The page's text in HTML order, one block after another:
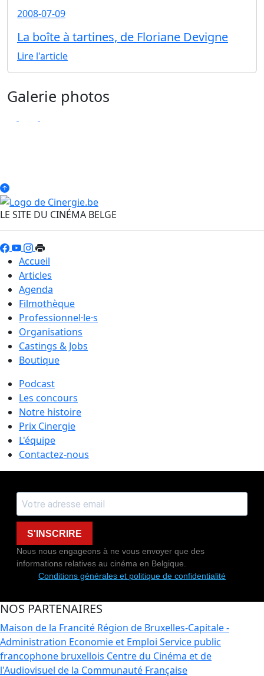
2008-07-09
La boîte à tartines, de Floriane Devigne
Lire l'article
Galerie photos
LE SITE DU CINÉMA BELGE
Accueil
Articles
Agenda
Filmothèque
Professionnel·le·s
Organisations
Castings & Jobs
Boutique
Podcast
Les concours
Notre histoire
Prix Cinergie
L'équipe
Contactez-nous
S'INSCRIRE
Nous nous engageons à ne vous envoyer que des
informations relatives au cinéma en Belgique.
Conditions générales et politique de confidentialité
NOS PARTENAIRES
Maison de la Francité Région de Bruxelles-Capitale -
Administration Economie et Emploi Service public
francophone bruxellois Centre du Cinéma et de
l'Audiovisuel de la Communauté Française